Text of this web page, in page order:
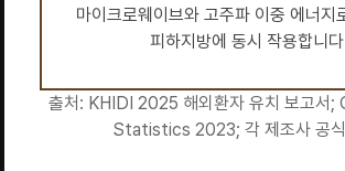
마이크로웨이브와 고주파 이중 에너지
피하지방에 동시 작용합니다
출처: KHIDI 2025 해외환자 유치 보고서
Statistics 2023; 각 제조사 공